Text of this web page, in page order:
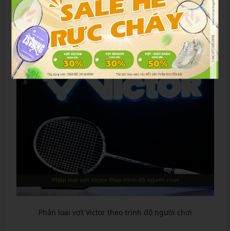
DriveX: DX 7777K, DX 888H.
Brave Sword: BS 1900, BS 12.
Jetspeed: JS 12 II, JS 10.
Phân loại vợt Victor theo trình độ người chơi
Phân loại vợt Victor theo trình độ người chơi